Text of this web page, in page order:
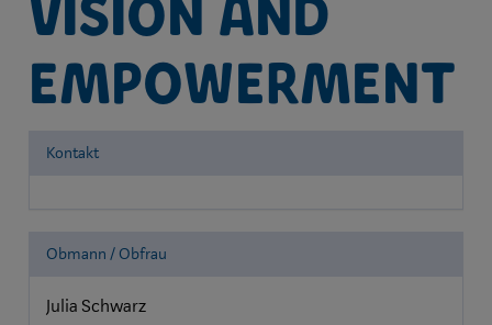
empowerment
Kontakt
Obmann / Obfrau
Julia Schwarz